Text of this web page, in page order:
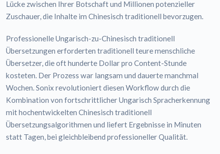
Lücke zwischen Ihrer Botschaft und Millionen potenzieller
Zuschauer, die Inhalte im Chinesisch traditionell bevorzugen.
Professionelle Ungarisch-zu-Chinesisch traditionell
Übersetzungen erforderten traditionell teure menschliche
Übersetzer, die oft hunderte Dollar pro Content-Stunde
kosteten. Der Prozess war langsam und dauerte manchmal
Wochen. Sonix revolutioniert diesen Workflow durch die
Kombination von fortschrittlicher Ungarisch Spracherkennung
mit hochentwickelten Chinesisch traditionell
Übersetzungsalgorithmen und liefert Ergebnisse in Minuten
statt Tagen, bei gleichbleibend professioneller Qualität.